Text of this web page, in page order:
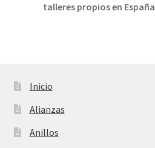
talleres propiosen España
Inicio
Alianzas
Anillos